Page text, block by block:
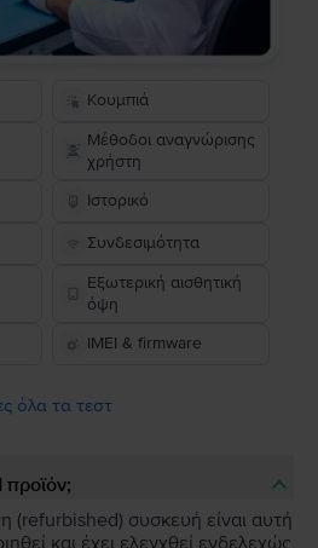
Κουμπιά
Μέθοδοι αναγνώρισης
χρήστη
Ιστορικό
Συνδεσιμότητα
Εξωτερική αισθητική
όψη
IMEI & firmware
όλα τα τεστ
προϊόν;
(refurbished) συσκευή είναι αυτή